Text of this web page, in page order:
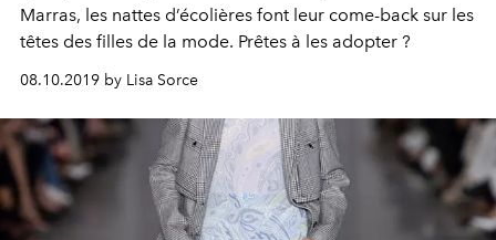
Marras, les nattes d’écolières font leur come-back sur les
têtes des filles de la mode. Prêtes à les adopter ?
08.10.2019 by Lisa Sorce